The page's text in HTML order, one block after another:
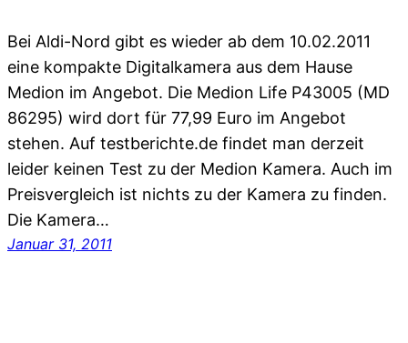
Bei Aldi-Nord gibt es wieder ab dem 10.02.2011
eine kompakte Digitalkamera aus dem Hause
Medion im Angebot. Die Medion Life P43005 (MD
86295) wird dort für 77,99 Euro im Angebot
stehen. Auf testberichte.de findet man derzeit
leider keinen Test zu der Medion Kamera. Auch im
Preisvergleich ist nichts zu der Kamera zu finden.
Die Kamera…
Januar 31, 2011